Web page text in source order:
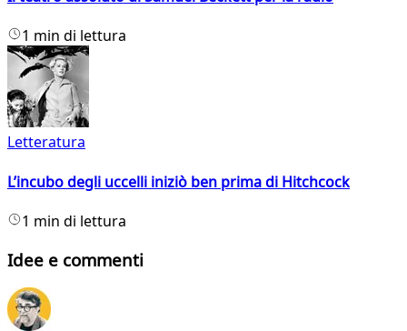
1 min di lettura
Letteratura
L’incubo degli uccelli iniziò ben prima di Hitchcock
1 min di lettura
Idee e commenti